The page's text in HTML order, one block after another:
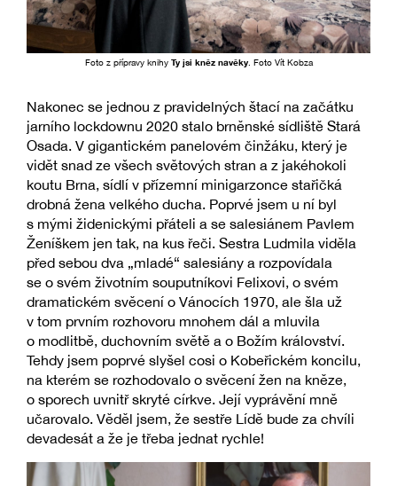
Foto z přípravy knihy Ty jsi kněz navěky. Foto Vít Kobza
Nakonec se jednou z pravidelných štací na začátku
jarního lockdownu 2020 stalo brněnské sídliště Stará
Osada. V gigantickém panelovém činžáku, který je
vidět snad ze všech světových stran a z jakéhokoli
koutu Brna, sídlí v přízemní minigarzonce stařičká
drobná žena velkého ducha. Poprvé jsem u ní byl
s mými židenickými přáteli a se salesiánem Pavlem
Ženíškem jen tak, na kus řeči. Sestra Ludmila viděla
před sebou dva „mladé“ salesiány a rozpovídala
se o svém životním souputníkovi Felixovi, o svém
dramatickém svěcení o Vánocích 1970, ale šla už
v tom prvním rozhovoru mnohem dál a mluvila
o modlitbě, duchovním světě a o Božím království.
Tehdy jsem poprvé slyšel cosi o Kobeřickém koncilu,
na kterém se rozhodovalo o svěcení žen na kněze,
o sporech uvnitř skryté církve. Její vyprávění mně
učarovalo. Věděl jsem, že sestře Lídě bude za chvíli
devadesát a že je třeba jednat rychle!